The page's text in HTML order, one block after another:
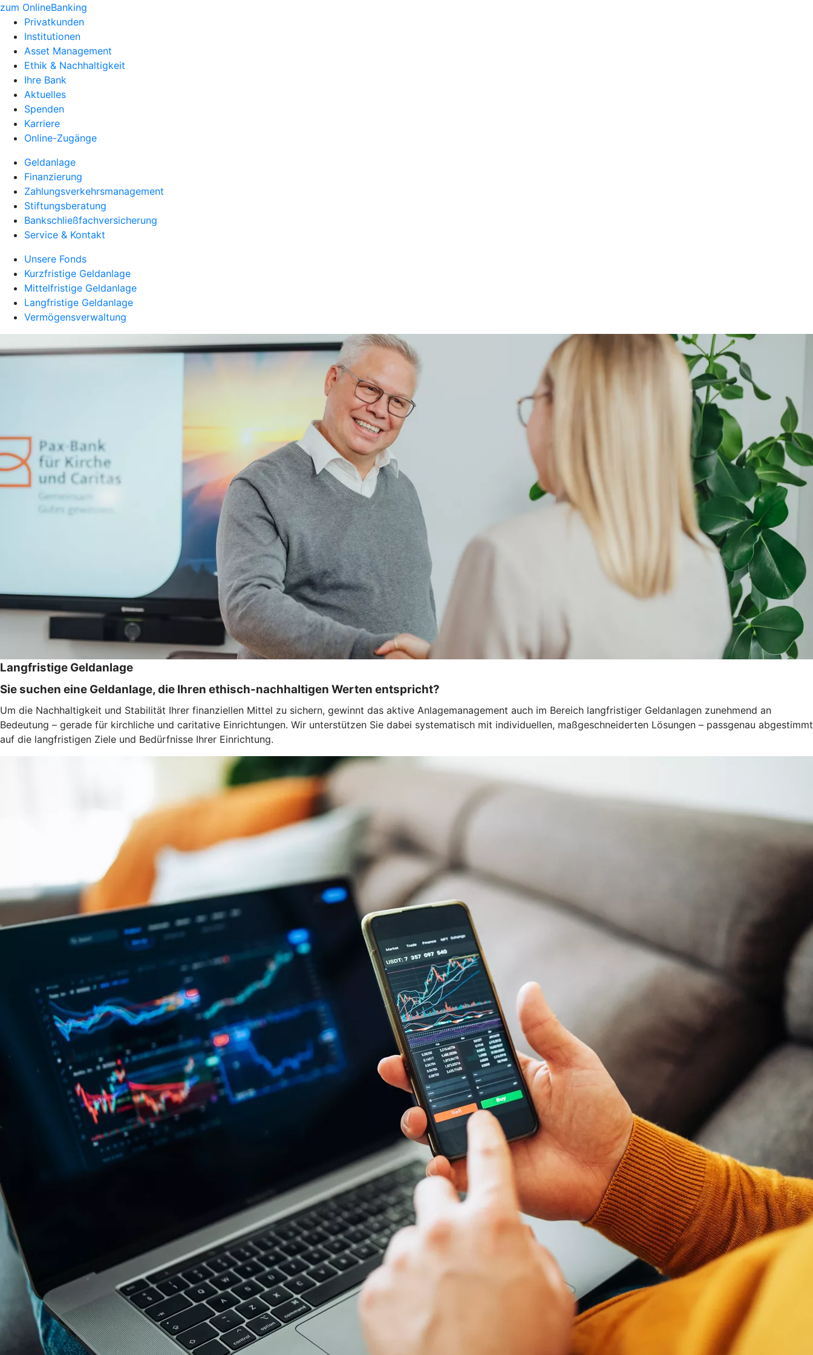
zum OnlineBanking
Privatkunden
Institutionen
Asset Management
Ethik & Nachhaltigkeit
Ihre Bank
Aktuelles
Spenden
Karriere
Online-Zugänge
Geldanlage
Finanzierung
Zahlungsverkehrsmanagement
Stiftungsberatung
Bankschließfachversicherung
Service & Kontakt
Unsere Fonds
Kurzfristige Geldanlage
Mittelfristige Geldanlage
Langfristige Geldanlage
Vermögensverwaltung
Langfristige Geldanlage
Sie suchen eine Geldanlage, die Ihren ethisch-nachhaltigen Werten entspricht?
Um die Nachhaltigkeit und Stabilität Ihrer finanziellen Mittel zu sichern, gewinnt das aktive Anlagemanagement auch im Bereich langfristiger Geldanlagen zunehmend an
Bedeutung – gerade für kirchliche und caritative Einrichtungen. Wir unterstützen Sie dabei systematisch mit individuellen, maßgeschneiderten Lösungen – passgenau abgestimmt
auf die langfristigen Ziele und Bedürfnisse Ihrer Einrichtung.